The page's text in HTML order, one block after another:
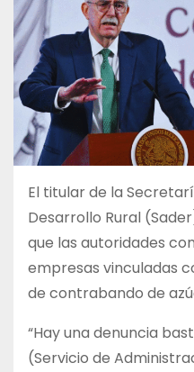
El titular de la
Desarrollo Rural
que las autoridades
empresas vinculadas
de contrabando de
“Hay una denuncia
(Servicio de